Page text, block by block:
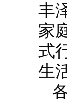
丰
家
式
生